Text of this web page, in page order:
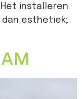
Het installeren
dan esthetiek;